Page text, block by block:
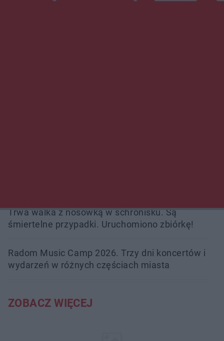
Trwa walka z nosówką w schronisku. Są
śmiertelne przypadki. Uruchomiono zbiórkę!
Radom Music Camp 2026. Trzy dni koncertów i
wydarzeń w różnych częściach miasta
ZOBACZ WIĘCEJ